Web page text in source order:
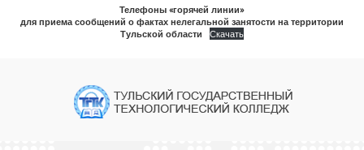
Телефоны «горячей линии»
для приема сообщений о фактах нелегальной занятости на территории
Тульской области
Скачать